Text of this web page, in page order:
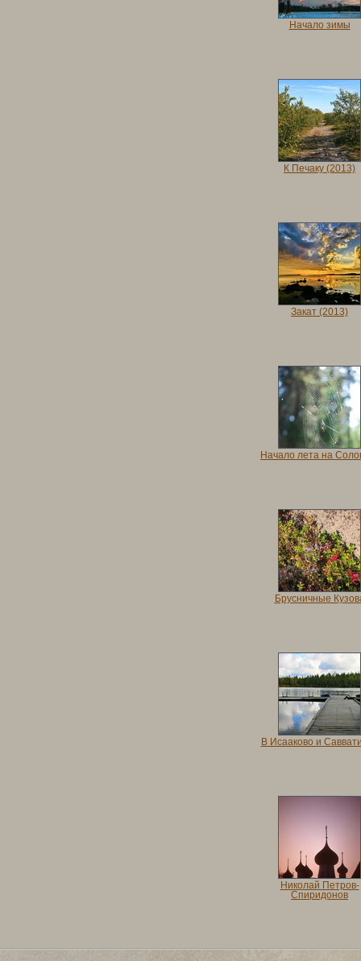
Начало зимы
К Печаку (2013)
Закат (2013)
Начало лета на
Брусничные
В Исааково и
Николай Петров-
Спиридонов